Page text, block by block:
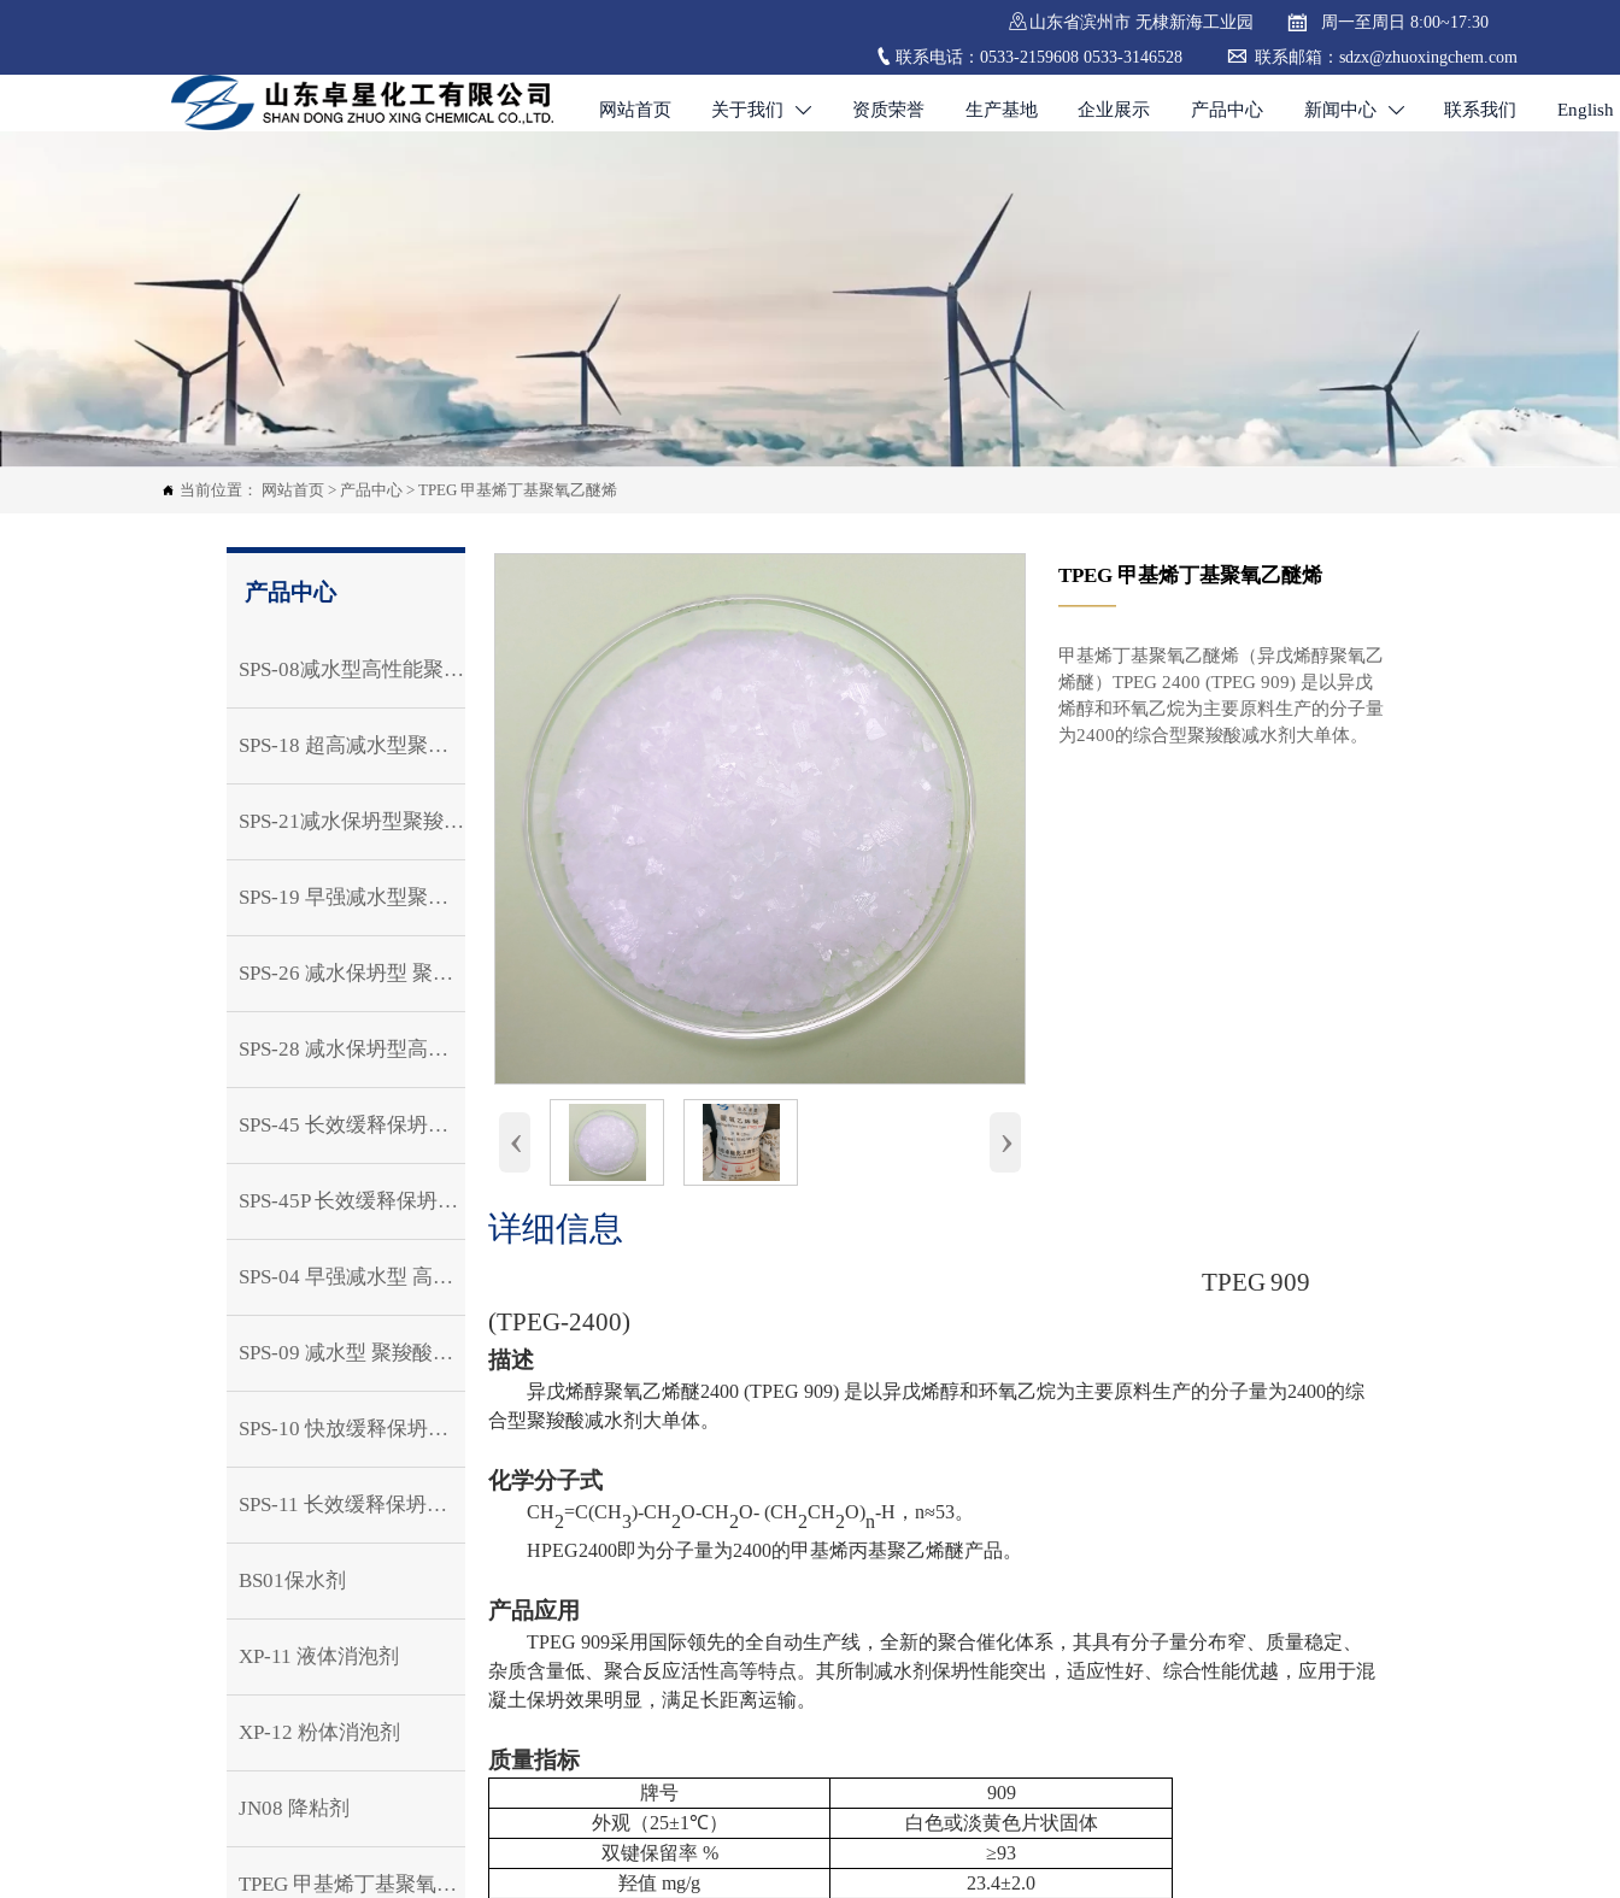
山东省滨州市 无棣新海工业园  周一至周日 8:00~17:30
联系电话：0533-2159608 0533-3146528  联系邮箱：sdzx@zhuoxingchem.com
网站首页 关于我们  资质荣誉 生产基地 企业展示 产品中心 新闻中心  联系我们 English
 当前位置： 网站首页 > 产品中心 >TPEG 甲基烯丁基聚氧乙醚烯
产品中心
SPS-08减水型高性能聚羧酸减水剂粉体
SPS-18 超高减水型聚羧酸减水剂粉体
SPS-21减水保坍型聚羧酸减水剂粉体
SPS-19 早强减水型聚羧酸减水剂粉剂
SPS-26 减水保坍型 聚羧酸减水剂片剂
SPS-28 减水保坍型高性能聚羧酸减水剂片
SPS-45 长效缓释保坍型 高性能聚羧酸减水剂片
SPS-45P 长效缓释保坍型 高性能聚羧酸减水剂粉剂
SPS-04 早强减水型 高性能聚羧酸减水剂
SPS-09 减水型 聚羧酸高效减水剂
SPS-10 快放缓释保坍型 高性能聚羧酸减水剂
SPS-11 长效缓释保坍型 高性能聚羧酸减水剂
BS01保水剂
XP-11 液体消泡剂
XP-12 粉体消泡剂
JN08 降粘剂
TPEG 甲基烯丁基聚氧乙醚烯
‹ ›
TPEG 甲基烯丁基聚氧乙醚烯
———
甲基烯丁基聚氧乙醚烯（异戊烯醇聚氧乙
烯醚）TPEG 2400 (TPEG 909) 是以异戊
烯醇和环氧乙烷为主要原料生产的分子量
为2400的综合型聚羧酸减水剂大单体。
详细信息
TPEG909
(TPEG-2400)
描述
异戊烯醇聚氧乙烯醚2400 (TPEG 909) 是以异戊烯醇和环氧乙烷为主要原料生产的分子量为2400的综
合型聚羧酸减水剂大单体。
化学分子式
CH2=C(CH3)-CH2O-CH2O- (CH2CH2O)n-H ，n≈53。
HPEG2400即为分子量为2400的甲基烯丙基聚乙烯醚产品。
产品应用
TPEG 909采用国际领先的全自动生产线，全新的聚合催化体系，其具有分子量分布窄、质量稳定、
杂质含量低、聚合反应活性高等特点。其所制减水剂保坍性能突出，适应性好、综合性能优越，应用于混
凝土保坍效果明显，满足长距离运输。
质量指标
牌号
909
外观（25±1℃）
白色或淡黄色片状固体
双键保留率%
≥93
羟值 mg/g 23.4±2.0